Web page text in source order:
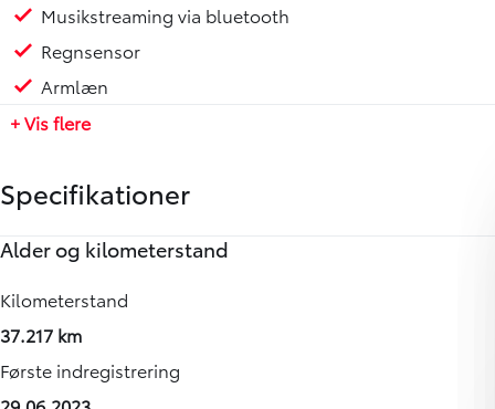
Musikstreaming via bluetooth
Regnsensor
Armlæn
+ Vis flere
Specifikationer
Alder og kilometerstand
Kilometerstand
37.217 km
Første indregistrering
Motor og ydelse
0-100 km/t
-
Tophastighed
Rummelighed og mål
Køreklar vægt
1819 kg
Totalvægt
Økonomi
Brændstofforbrug (NEDC)
16,40 km/l
Grøn ejerafgift (årlig)
Annoncedata
Senest rettet
06-08-2026
Vognnummer